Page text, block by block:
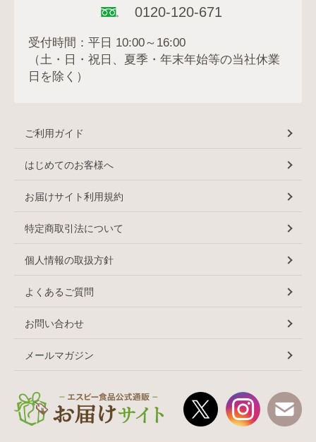
0120-120-671
受付時間：平日 10:00～16:00
（土・日・祝日、夏季・年末年始等の当社休業
日を除く）
ご利用ガイド
はじめてのお客様へ
お届けサイト利用規約
特定商取引法について
個人情報の取扱方針
よくあるご質問
お問い合わせ
メールマガジン